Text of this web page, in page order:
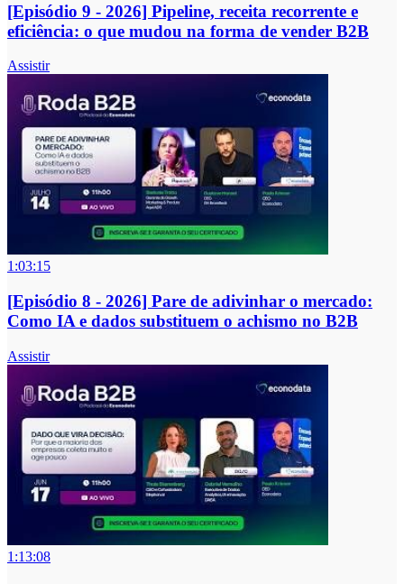
[Episódio 9 - 2026] Pipeline, receita recorrente e
eficiência: o que mudou na forma de vender B2B
Assistir
1:03:15
[Episódio 8 - 2026] Pare de adivinhar o mercado:
Como IA e dados substituem o achismo no B2B
Assistir
1:13:08